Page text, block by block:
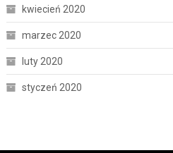
kwiecień 2020
marzec 2020
luty 2020
styczeń 2020